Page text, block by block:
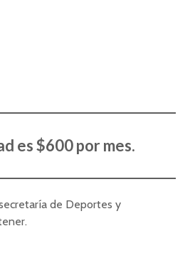
es $600 por mes.
de Deportes y